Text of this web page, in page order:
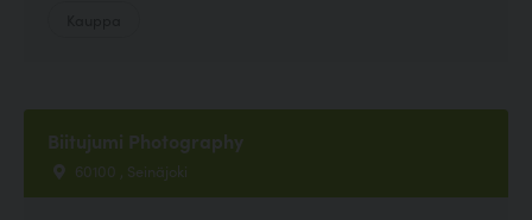
Biitujumi Photography
60100 , Seinäjoki